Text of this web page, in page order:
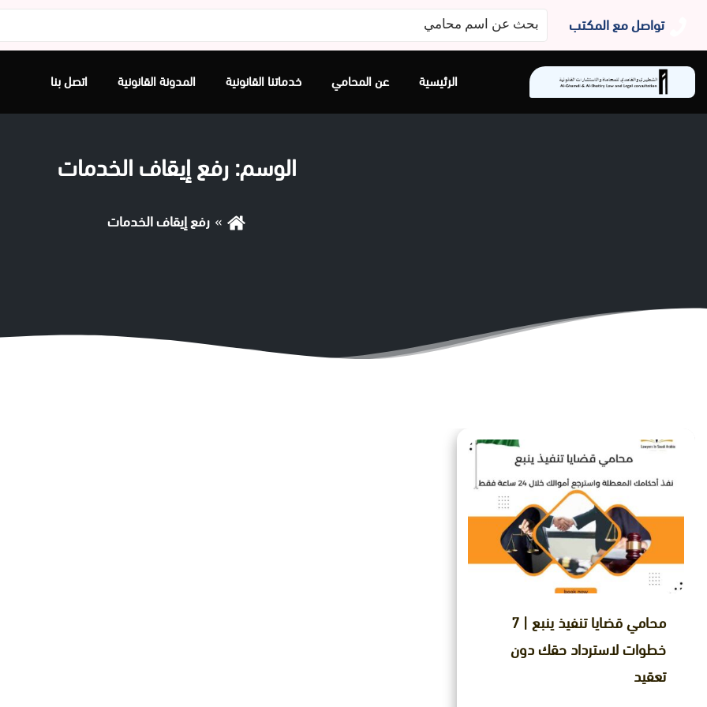
تواصل مع المكتب
البحث
عن:
الرئيسية عن المحامي خدماتنا القانونية المدونة القانونية اتصل بنا
الوسم:رفع إيقاف الخدمات
رفع إيقاف الخدمات
محامي قضايا تنفيذ ينبع | 7
خطوات لاسترداد حقك دون
تعقيد